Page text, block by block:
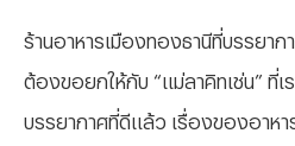
ร้านอาหารเมืองทองธานีที่บรรยาก
ต้องขอยกให้กับ “แม่ลาคิทเช่น” ที่
บรรยากาศที่ดีแล้ว เรื่องของอาหา